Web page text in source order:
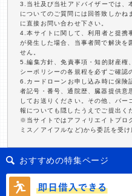
3.当社及び当社アドバイザーでは、
についてのご質問には回答致しか
に直接お問い合わせ下さい。
4.本サイトに関して、利用者と提携
が発生した場合、当事者間で解決を
せん。
5.編集方針、免責事項・知的財産権
シーポリシーの各規程を必ずご確認
6.カードローンお申し込み時に保険
者記号・番号、通院歴、臓器提供意
してお送りください。その他、バ
報についても隠したうえでご提出く
※当サイトではアフィリエイトプロ
ミス／アイフルなど)から委託を受
おすすめの特集ページ